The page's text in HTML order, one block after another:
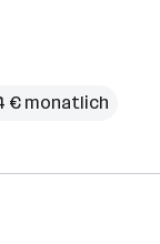
€ monatlich